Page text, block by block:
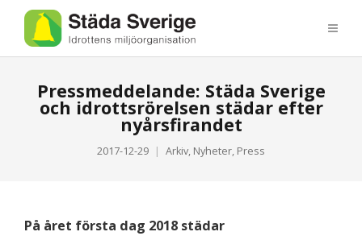
Pressmeddelande: Städa Sverige
och idrottsrörelsen städar efter
nyårsfirandet
2017-12-29 Arkiv, Nyheter, Press
På året första dag 2018 städar